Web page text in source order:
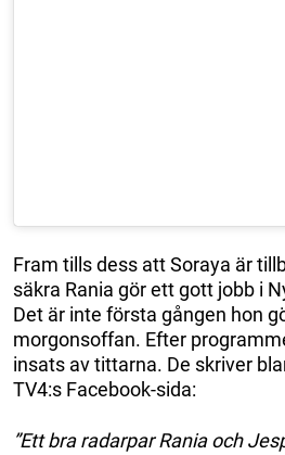
Fram tills dess att Soraya är
säkra Rania gör ett gott jobb i
Det är inte första gången hon
morgonsoffan. Efter
insats av tittarna. De skriver
TV4:s Facebook-sida:
”Ett bra radarpar Rania och